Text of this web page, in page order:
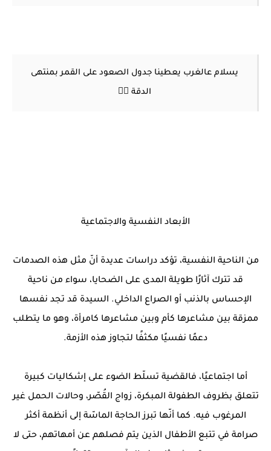
يسلام عالغرب يعطينا جدول الصعود على القمر بمنتهى
الدقة 👌🏻
الأبعاد النفسية والاجتماعية
من الناحية النفسية، تؤكد دراسات عديدة أنّ مثل هذه الصدمات
قد تترك آثارًا طويلة المدى على الضحايا، سواء من ناحية
الإحساس بالذنب أو الصراع الداخلي. السيدة قد تجد نفسها
ممزقة بين مشاعرها كأم وبين مشاعرها كامرأة، وهو ما يتطلب
دعمًا نفسيًا مكثفًا لتجاوز هذه الأزمة.
أما اجتماعيًا، فالقضية تسلّط الضوء على إشكاليات كبيرة
تتعلق بظروف الطفولة المبكرة، زواج القُصّر، وحالات الحمل غير
المرغوب فيه. كما أنّها تبرز الحاجة الماسّة إلى أنظمة أكثر
صرامة في تتبع الأطفال الذين يتم فصلهم عن أمهاتهم، حتى لا